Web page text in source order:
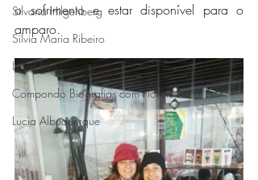
Silvana Hilgenberg
Silvia Maria Ribeiro
Luiza Reis
Compondo Biografias com Florais
Lucia Albuquerque
o sofrimento e estar disponível para o
amparo.